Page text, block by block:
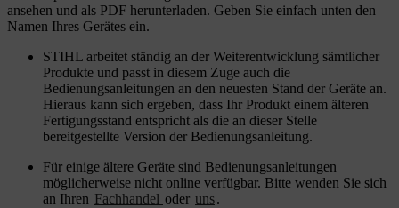
ansehen und als PDF herunterladen. Geben Sie einfach unten den
Namen Ihres Gerätes ein.
STIHL arbeitet ständig an der Weiterentwicklung sämtlicher
Produkte und passt in diesem Zuge auch die
Bedienungsanleitungen an den neuesten Stand der Geräte an.
Hieraus kann sich ergeben, dass Ihr Produkt einem älteren
Fertigungsstand entspricht als die an dieser Stelle
bereitgestellte Version der Bedienungsanleitung.
Für einige ältere Geräte sind Bedienungsanleitungen
möglicherweise nicht online verfügbar. Bitte wenden Sie sich
an Ihren Fachhandel oder uns.